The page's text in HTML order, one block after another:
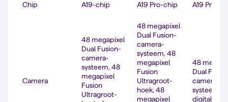
Chip A19-chip A19 Pro-chip A19 Pro-
Camera
48 megapixel
Dual Fusion-
camera­
systeem, 48
megapixel
Fusion
Ultragroot­
48 megapixel
Dual Fusion-
camera­
systeem, 48
megapixel
Fusion
Ultragroot­
hoek, 48
megapixel
48
Dual
camera­
systeem,
digitale